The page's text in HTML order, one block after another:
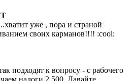
уже , пора и страной
своих карманов!!!! :cool:
подходят к вопросу - с рабочего
налоги 2 500. Давайте